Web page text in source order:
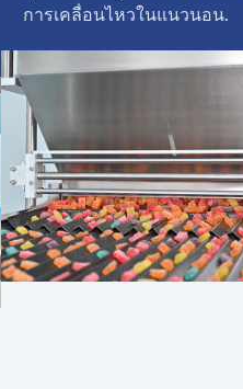
การเคลื่อนไหวในแนวนอน.